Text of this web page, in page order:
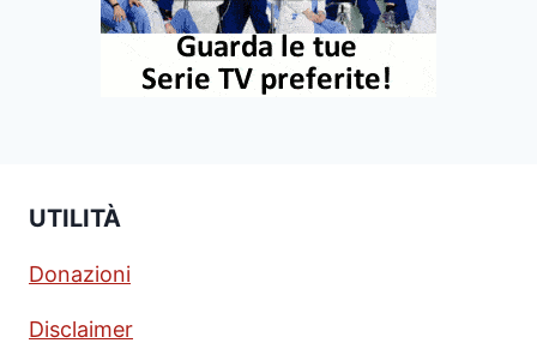
UTILITÀ
Donazioni
Disclaimer